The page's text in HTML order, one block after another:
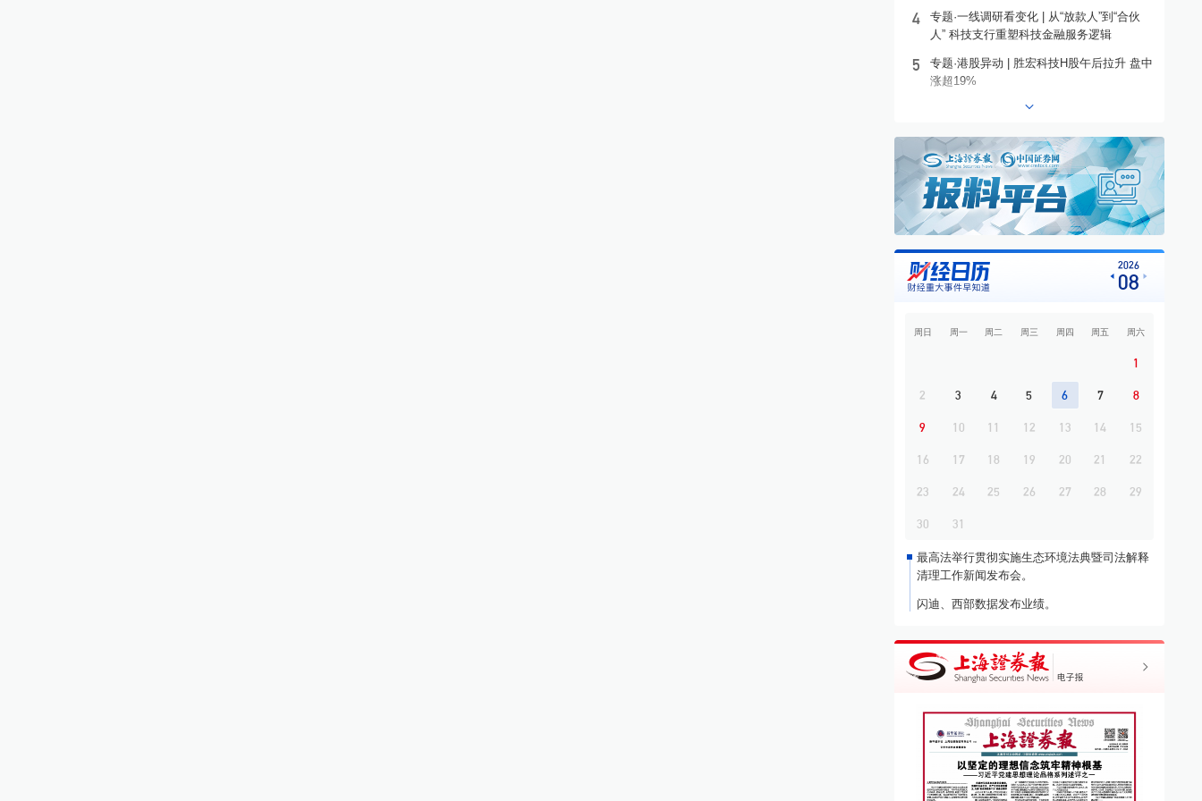
4
专题·一线调研看变化 | 从“放款人”到“合伙
人” 科技支行重塑科技金融服务逻辑
5
专题·港股异动 | 胜宏科技H股午后拉升 盘中
涨超19%
专题·个股异动 | 工业富联，午后涨停
7
专题·板块异动 | 铜箔概念走高 宝明科技涨
停
8
专题·国际晨讯 | 闪迪、西部数据美股盘后大
跌 黄金强势反弹
9 开盘必读
10 专题·中东战云 | 伊朗称与阿曼接近达成协议
海峡现有两条航道将关闭
2026
08
周日 周一 周二 周三 周四 周五 周六
1
2 3 4 5 6 7 8
9 10 11 12 13 14 15
16 17 18 19 20 21 22
23 24 25 26 27 28 29
30 31
最高法举行贯彻实施生态环境法典暨司法解释
清理工作新闻发布会。
闪迪、西部数据发布业绩。